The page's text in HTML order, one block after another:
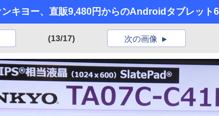
ンキヨー、直販9,480円からのAndroidタブレット
(13/17) 次の画像